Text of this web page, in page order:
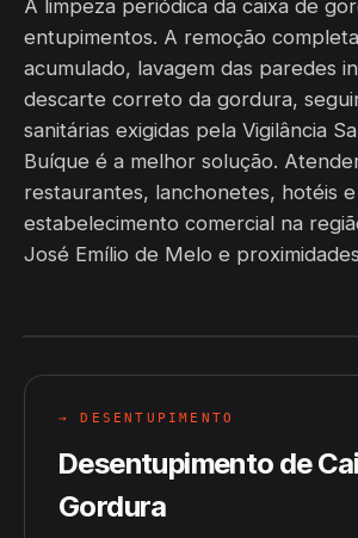
A limpeza periódica da caixa de
entupimentos. A remoção
acumulado, lavagem das paredes
descarte correto da gordura,
sanitárias exigidas pela Vigilância
Buíque é a melhor solução.
restaurantes, lanchonetes, hotéis
estabelecimento comercial na
José Emílio de Melo e
→ DESENTUPIMENTO
Desentupimento de
Gordura